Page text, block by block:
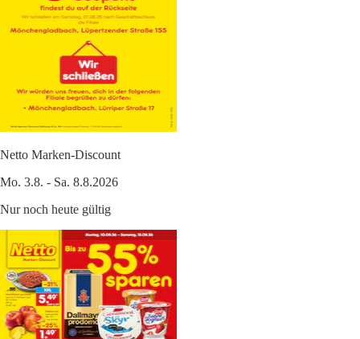
Netto Marken-Discount
Mo. 3.8. - Sa. 8.8.2026
Nur noch heute gültig